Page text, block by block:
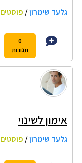
גלעד שימרון/ פוסטים
0
תגובות
אימון לשינוי
גלעד שימרון/ פוסטים